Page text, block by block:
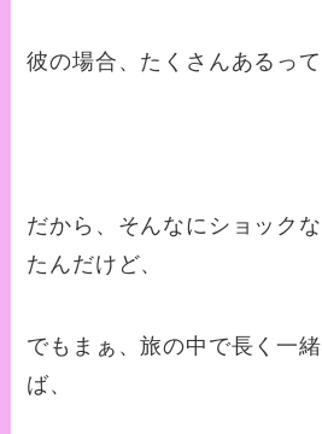
彼の場合、たくさんあるって
だから、そんなにショック
たんだけど、
でもまぁ、旅の中で長く一
ば、